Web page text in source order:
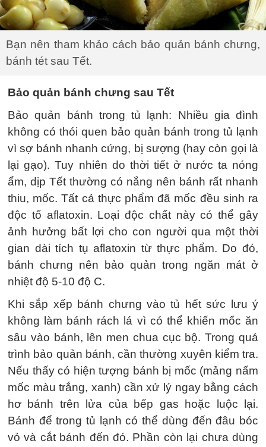
Bạn nên tham khảo cách bảo quản bánh chưng,
bánh tét sau Tết.
Bảo quản bánh chưng sau Tết
Bảo quản bánh trong tủ lạnh: Nhiều gia đình
không có thói quen bảo quản bánh trong tủ lạnh
vì sợ bánh nhanh cứng, bị sượng (hay còn gọi là
lại gạo). Tuy nhiên do thời tiết ở nước ta nóng
ẩm, dịp Tết thường có nắng nên bánh rất nhanh
thiu, mốc. Tất cả thực phẩm đã mốc đều sinh ra
độc tố aflatoxin. Loại độc chất này có thể gây
ảnh hưởng bất lợi cho con người qua một thời
gian dài tích tụ aflatoxin từ thực phẩm. Do đó,
bánh chưng nên bảo quản trong ngăn mát ở
nhiệt độ 5-10 độ C.
Khi sắp xếp bánh chưng vào tủ hết sức lưu ý
không làm bánh rách lá vì có thể khiến mốc ăn
sâu vào bánh, lên men chua cục bộ. Trong quá
trình bảo quản bánh, cần thường xuyên kiểm tra.
Nếu thấy có hiện tượng bánh bị mốc (mảng nấm
mốc màu trắng, xanh) cần xử lý ngay bằng cách
hơ bánh trên lửa của bếp gas hoặc luộc lại.
Bánh để trong tủ lạnh có thể dùng đến đâu bóc
vỏ và cắt bánh đến đó. Phần còn lại chưa dùng